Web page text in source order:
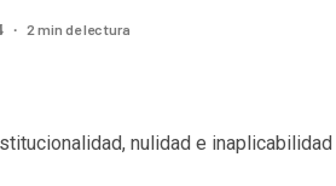
2 min de lectura
nulidad e